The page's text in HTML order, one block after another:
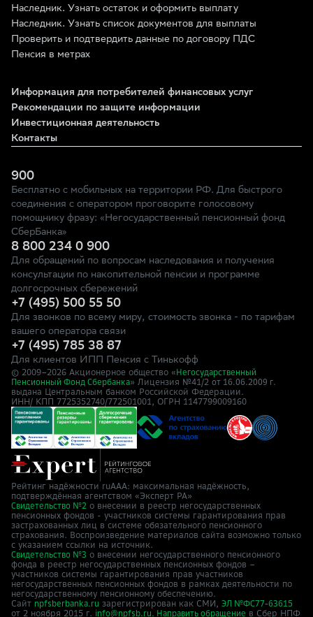
Наследник. Узнать остаток и оформить выплату
Наследник. Узнать список документов для выплаты
Проверить и подтвердить данные по договору ПДС
Пенсия в метрах
Информация для потребителей финансовых услуг
Рекомендации по защите информации
Инвестиционная деятельность
Контакты
900
Бесплатно с мобильных на территории РФ. Для быстрого
соединения с оператором проговорите голосовому
помощнику фразу: «Негосударственный пенсионный фонд
СберБанка»
8 800 234 0 900
Для обращений по вопросам наследования и получения
консультации по накопительной пенсии и программе
долгосрочных сбережений
+7 (495) 500 55 50
Для звонков по всему миру, стоимость звонка - по тарифам
вашего оператора связи
+7 (495) 785 38 87
Для клиентов ИПП Пенсия с Тинькофф
© 2009–2026 Акционерное общество « Негосударственный
Пенсионный Фонд Сбербанка» Лицензия №41/2 от 16.06.2009 г.
выдана Центральным банком Российской Федерации.
ИНН/ КПП 7725352740/772501001, ОГРН 1147799009160
Рейтинг надёжности ruAAA: максимальная надёжность,
подтверждённая агентством «Эксперт РА»
Свидетельство №2 о внесении в реестр негосударственных
пенсионных фондов - участников системы гарантирования прав
застрахованных лиц в системе обязательного пенсионного
страхования. Воспроизведение материалов сайта возможно только
с указанием ссылки на источник.
Свидетельство №3 о внесении негосударственного пенсионного
фонда в реестр негосударственных пенсионных фондов –
участников системы гарантирования прав участников
негосударственных пенсионных фондов в рамках деятельности по
негосударственному пенсионному обеспечению.
Сайт npfsberbanka.ru зарегистрирован как СМИ, ЭЛ №ФС77-63615
от 2 ноября 2015 г. info@npfsb.ru. Направить обращение в Cбер НПФ